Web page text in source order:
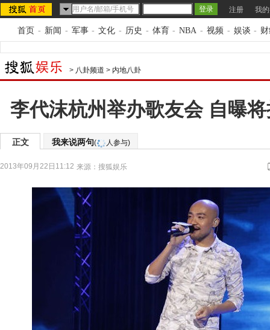
注册 我
首页 - 新闻 - 军事 - 文化 - 历史 - 体育 - NBA - 视频 - 娱谈 -
> 八卦频道 > 内地八卦
李代沫杭州举办歌友会 自曝
正文 我来说两句( 人参与)
2013年09月22日11:12 来源： 搜狐娱乐